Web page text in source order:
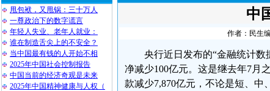
甩包袱，又甩锅：三十万人
一尊政治下的数字谎言
年轻人失业、老年人就业：
谁在制造舌尖上的不安全？
当中国最有钱的人开始不相
2025年中国社会控制报告
中国当前的经济奇观是未来
2025年中国精神健康与人权（
中
作者：民生
央行近日发布的“金融统计
净减少100亿元。这是继去年7月
款减少7,870亿元，不论是短、中